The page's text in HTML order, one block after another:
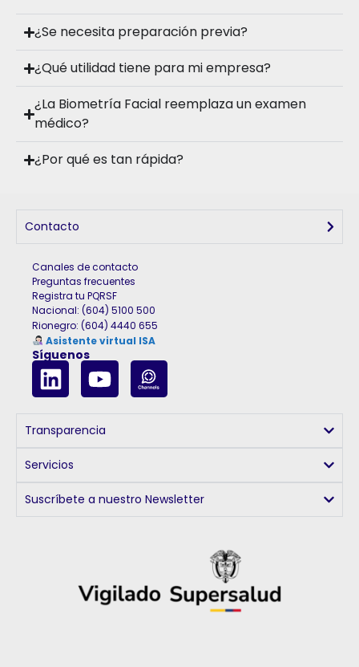
¿Se necesita preparación previa?
¿Qué utilidad tiene para mi empresa?
¿La Biometría Facial reemplaza un examen
médico?
¿Por qué es tan rápida?
Contacto
Canales de contacto
Preguntas frecuentes
Registra tu PQRSF
Nacional: (604) 5100 500
Rionegro: (604) 4440 655
Asistente virtual ISA
Síguenos
Transparencia
Servicios
Suscríbete a nuestro Newsletter